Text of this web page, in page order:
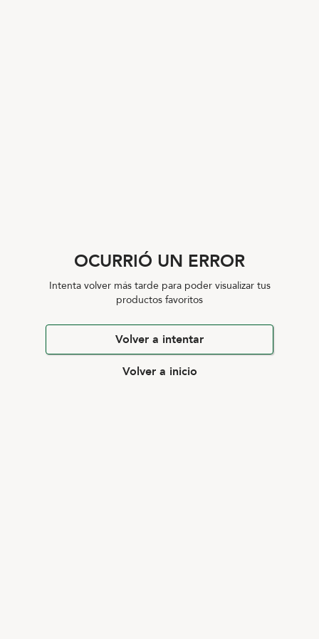
OCURRIÓ UN ERROR
Intenta volver más tarde para poder visualizar tus
productos favoritos
Volver a intentar
Volver a inicio